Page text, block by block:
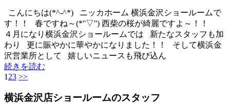
こんにちは(*^-^*) ニッカホーム 横浜金沢ショールームで
す！！ 春ですね～(*''▽'') 西柴の桜が綺麗ですよ～！！
４月になり横浜金沢ショールームでは 新たなスタッフも加
わり 更に賑やかに華やかになりました！！ そして横浜金
沢営業所として 嬉しいニュースも飛び込ん
続きを読む
1 23 >>
横浜金沢店ショールームのスタッフ